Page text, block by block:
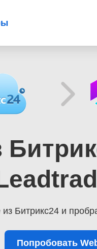
Битрикс24 и
Попробовать